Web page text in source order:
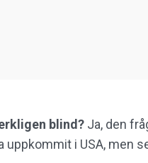
blind? Ja, den
uppkommit i USA, men